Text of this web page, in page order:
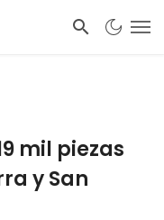
mil piezas
y San